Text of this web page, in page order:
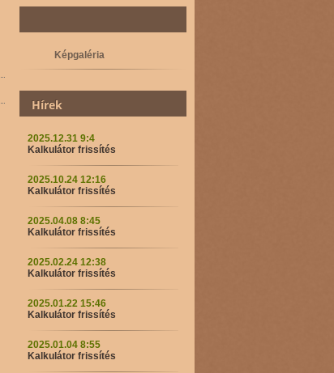
Képgaléria
Hírek
2025.12.31 9:4
Kalkulátor frissítés
2025.10.24 12:16
Kalkulátor frissítés
2025.04.08 8:45
Kalkulátor frissítés
2025.02.24 12:38
Kalkulátor frissítés
2025.01.22 15:46
Kalkulátor frissítés
2025.01.04 8:55
Kalkulátor frissítés